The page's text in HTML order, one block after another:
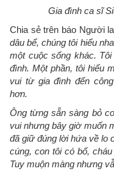
Gia đình ca sĩ
Chia sẻ trên báo Người
dâu bể, chúng tôi hiểu
một cuộc sống khác.
đình. Một phần, tôi hiểu
vui từ gia đình đến
hơn.
Ông từng sẵn sàng bỏ
vui nhưng bây giờ muốn
đã giữ đúng lời hứa về lo
cúng, con tôi có bố,
Tuy muộn màng nhưng